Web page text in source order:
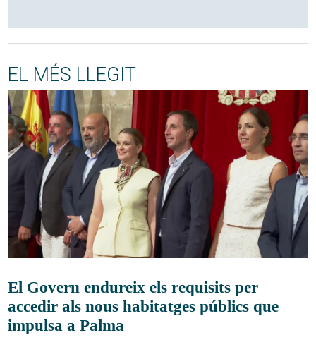
EL MÉS LLEGIT
El Govern endureix els requisits per
accedir als nous habitatges públics que
impulsa a Palma